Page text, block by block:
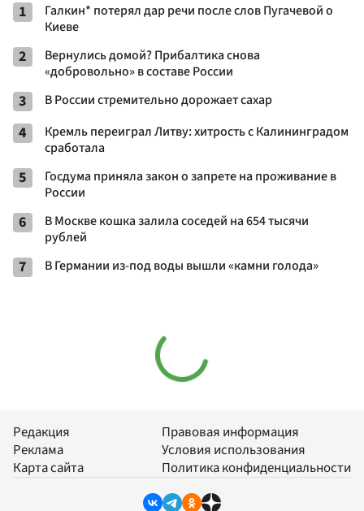
1
Галкин* потерял дар речи после слов Пугачевой о
Киеве
2
Вернулись домой? Прибалтика снова
«добровольно» в составе России
3 В России стремительно дорожает сахар
4
Кремль переиграл Литву: хитрость с Калининградом
сработала
5
Госдума приняла закон о запрете на проживание в
России
6
В Москве кошка залила соседей на 654 тысячи
рублей
7 В Германии из-под воды вышли «камни голода»
Редакция
Реклама
Карта сайта
Правовая информация
Условия использования
Политика конфиденциальности